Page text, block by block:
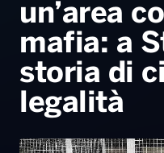
Sport
Radio
Interviste
Oroscopo
Speciale
Voce al Bari
Battiti Live
Gallery
un’area
mafia: a
storia di
legalità